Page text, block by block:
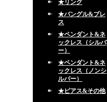
★リング
★バングル&ブレ
ス
★ペンダント&ネ
ックレス（シルバ
ー）
★ペンダント&ネ
ックレス（ノンシ
ルバー）
★ピアス&その他